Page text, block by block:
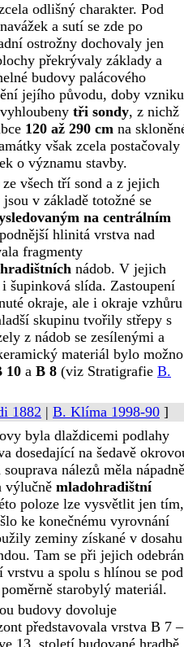
odlišný charakter. Pod
a sutí se zde po
ostrožny dochovaly jen
překrývaly základy a
budovy palácového
jejího původu, doby vzniku
tři sondy, z nichž
120 až 290 cm na
však zcela postačovaly
o významu stavby.
všech tří sond a z jejich
v základě totožné se
na centrálním
hlinitá vrstva nad
fragmenty
nádob. V jejich
šupinková slída. Zastoupení
okraje, ale i okraje vzhůru
skupinu tvořily střepy s
z nádob se zesílenými a
materiál bylo možno
10 a B 8 (viz Stratigrafie B.
1882 | B. Klíma 1998-90 ]
byla dlaždicemi podlahy
dosedající na šedavě
nálezů měla nápadně
výlučně mladohradištní
poloze lze vysvětlit jen tím,
ke konečnému vyrovnání
zeminy získané v dosahu
Tam se při jejich
vrstvu a spolu s hlínou se pod
starobylý materiál.
budovy dovoluje
představovala vrstva B 7 –
13. století budované hradbě.